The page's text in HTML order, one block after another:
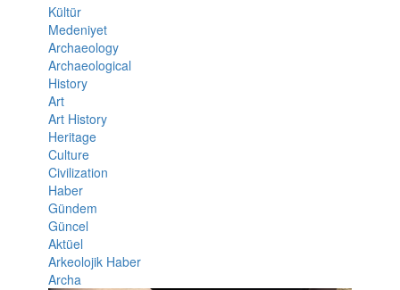
Kültür
Medeniyet
Archaeology
Archaeological
History
Art
Art History
Heritage
Culture
Civilization
Haber
Gündem
Güncel
Aktüel
Arkeolojik Haber
Archa